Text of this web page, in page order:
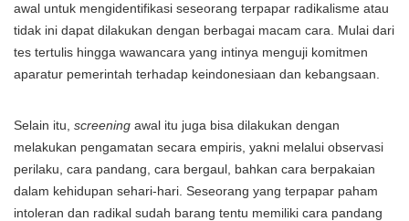
awal untuk mengidentifikasi seseorang terpapar radikalisme atau
tidak ini dapat dilakukan dengan berbagai macam cara. Mulai dari
tes tertulis hingga wawancara yang intinya menguji komitmen
aparatur pemerintah terhadap keindonesiaan dan kebangsaan.
Selain itu, screening awal itu juga bisa dilakukan dengan
melakukan pengamatan secara empiris, yakni melalui observasi
perilaku, cara pandang, cara bergaul, bahkan cara berpakaian
dalam kehidupan sehari-hari. Seseorang yang terpapar paham
intoleran dan radikal sudah barang tentu memiliki cara pandang